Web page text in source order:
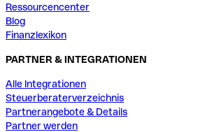
Ressourcencenter
Blog
Finanzlexikon
PARTNER & INTEGRATIONEN
Alle Integrationen
Steuerberaterverzeichnis
Partnerangebote & Details
Partner werden